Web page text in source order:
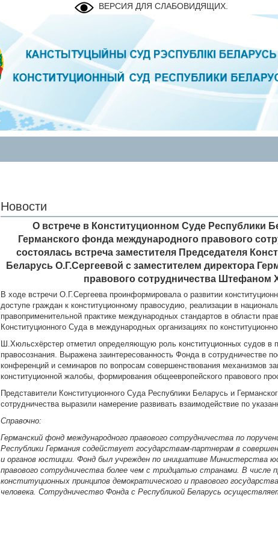
ВЕРСИЯ ДЛЯ СЛАБОВИДЯЩИХ.
Новости
О встрече в Конституционном Суде Республики
Германского фонда международного правового
состоялась встреча заместителя Председателя
Беларусь О.Г.Сергеевой с заместителем директора
правового сотрудничества Штефаном
В ходе встречи О.Г.Сергеева проинформировала о развитии
доступе граждан к конституционному правосудию, реализации в
правоприменительной практике международных стандартов в области
Конституционного Суда в международных организациях по
Ш.Хюльсхёрстер отметил определяющую роль конституционных судов в
правосознания. Выражена заинтересованность Фонда в сотрудничестве
конференций и семинаров по вопросам совершенствования механизмов
конституционной жалобы, формирования общеевропейского правового
Представители Конституционного Суда Республики Беларусь и
сотрудничества выразили намерение развивать взаимодействие по
Справочно:
Германский фонд международного правового сотрудничества по
Республики Германия содействует государствам-партнерам в
и органов юстиции. Фонд был учрежден по инициативе Министерства
правового сотрудничества более чем с тридцатью странами. В числе
конституционных принципов демократического и правового
человека. Сотрудничество Фонда с Республикой Беларусь